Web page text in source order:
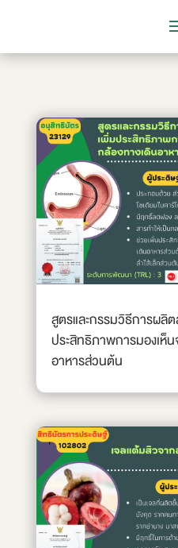
สูตรและกรรมวิธีการผลิ
ประสิทธิภาพการมองเห็
อาหารส่วนต้น